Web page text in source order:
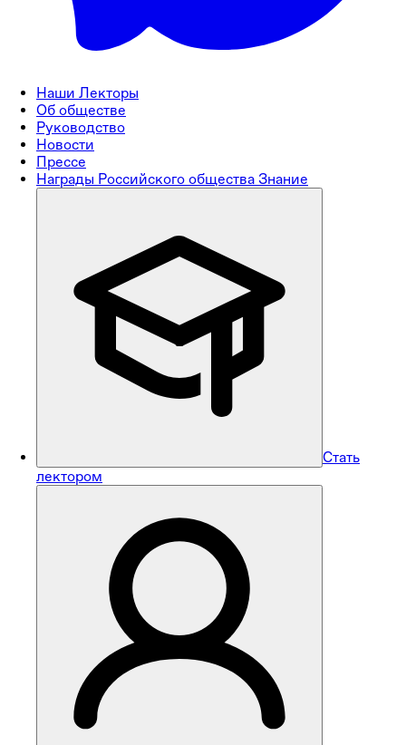
Наши Лекторы
Об обществе
Руководство
Новости
Прессе
Награды Российского общества Знание
Стать
лектором